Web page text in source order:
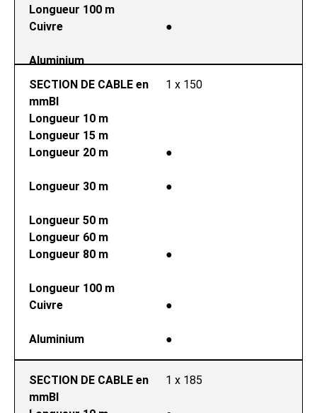
Longueur 100 m
Cuivre
●
Aluminium
SECTION DE CABLE en
mmВІ
1 x 150
Longueur 10 m
Longueur 15 m
Longueur 20 m
●
Longueur 30 m ●
Longueur 50 m
Longueur 60 m
Longueur 80 m
●
Longueur 100 m
Cuivre
●
Aluminium ●
SECTION DE CABLE en
mmВІ
1 x 185